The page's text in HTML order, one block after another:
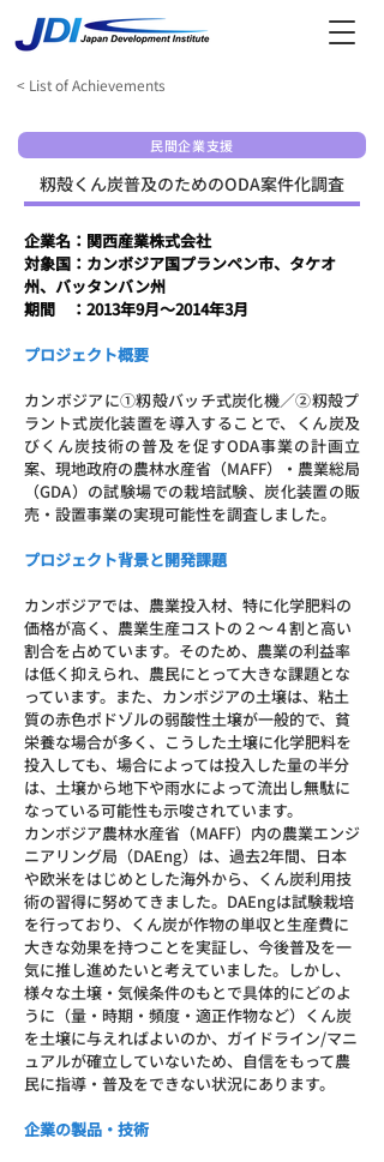
< List of Achievements
民間企業支援
籾殻くん炭普及のためのODA案件化調査
企業名：関西産業株式会社
対象国：カンボジア国プランペン市、タケオ
州、バッタンバン州
​期間　：2013年9月～2014年3月
プロジェクト概要
カンボジアに①籾殻バッチ式炭化機／②籾殻プ
ラント式炭化装置を導入することで、くん炭及
びくん炭技術の普及を促すODA事業の計画立
案、現地政府の農林水産省（MAFF）・農業総局
（GDA）の試験場での栽培試験、炭化装置の販
売・設置事業の実現可能性を調査しました。
プロジェクト背景と開発課題
カンボジアでは、農業投入材、特に化学肥料の
価格が高く、農業生産コストの２～４割と高い
割合を占めています。そのため、農業の利益率
は低く抑えられ、農民にとって大きな課題とな
っています。また、カンボジアの土壌は、粘土
質の赤色ポドゾルの弱酸性土壌が一般的で、貧
栄養な場合が多く、こうした土壌に化学肥料を
投入しても、場合によっては投入した量の半分
は、土壌から地下や雨水によって流出し無駄に
なっている可能性も示唆されています。
カンボジア農林水産省（MAFF）内の農業エンジ
ニアリング局（DAEng）は、過去2年間、日本
や欧米をはじめとした海外から、くん炭利用技
術の習得に努めてきました。DAEngは試験栽培
を行っており、くん炭が作物の単収と生産費に
大きな効果を持つことを実証し、今後普及を一
気に推し進めたいと考えていました。しかし、
様々な土壌・気候条件のもとで具体的にどのよ
うに（量・時期・頻度・適正作物など）くん炭
を土壌に与えればよいのか、ガイドライン/マニ
ュアルが確立していないため、自信をもって農
民に指導・普及をできない状況にあります。
企業の製品・技術